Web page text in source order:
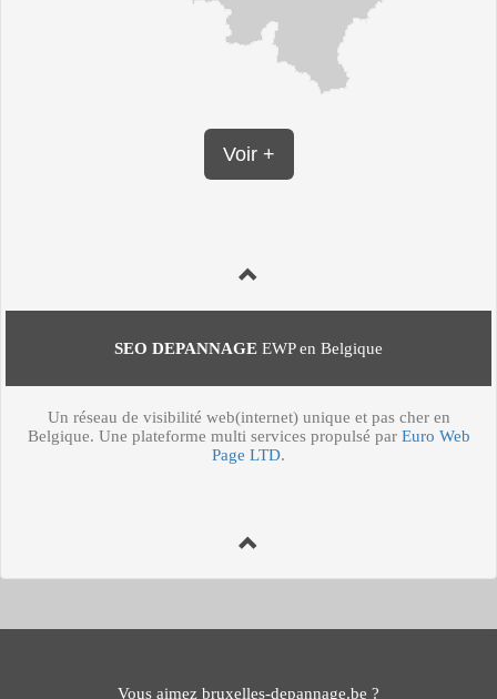
Voir +
SEO DEPANNAGE EWP en Belgique
Un réseau de visibilité web(internet) unique et pas cher en
Belgique. Une plateforme multi services propulsé par Euro Web
Page LTD.
Vous aimez bruxelles-depannage.be ?